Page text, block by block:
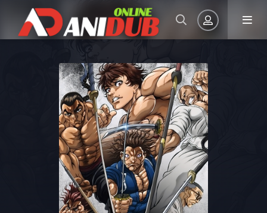
Авторизация
Запомнить
ВОЙТИ НА САЙТ